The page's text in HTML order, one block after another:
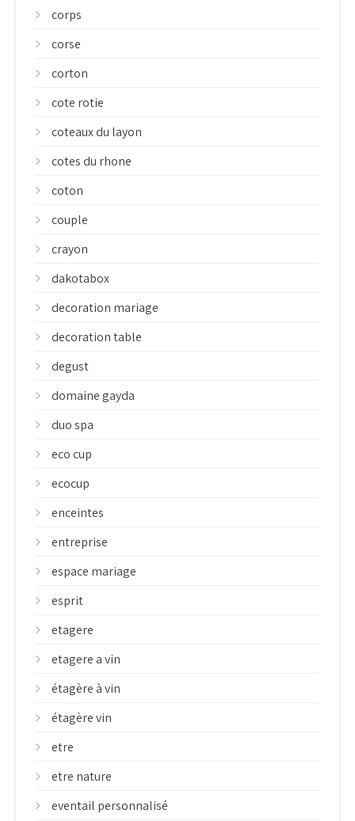
corps
corse
corton
cote rotie
coteaux du layon
cotes du rhone
coton
couple
crayon
dakotabox
decoration mariage
decoration table
degust
domaine gayda
duo spa
eco cup
ecocup
enceintes
entreprise
espace mariage
esprit
etagere
etagere a vin
étagère à vin
étagère vin
etre
etre nature
eventail personnalisé